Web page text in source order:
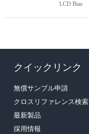
LCD Bias
クイックリンク
無償サンプル申請
クロスリファレンス検索
最新製品
採用情報